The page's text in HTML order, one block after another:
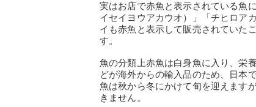
実はお店で赤魚と表示されている魚
イセイヨウアカウオ）」「チヒロア
イも赤魚と表示して販売されていた
す。
魚の分類上赤魚は白身魚に入り、栄
どが海外からの輸入品のため、日本
魚は秋から冬にかけて旬を迎えます
きません。